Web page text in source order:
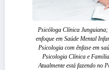
Psicóloga Clínica
enfoque em Saúde Mental
Psicologia com ênfase em
Psicologia Clínica e
Atualmente está fazendo no